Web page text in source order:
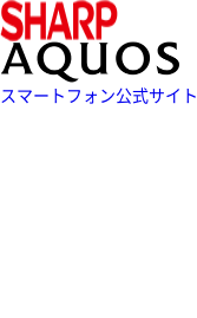
スマートフォン公式サイト